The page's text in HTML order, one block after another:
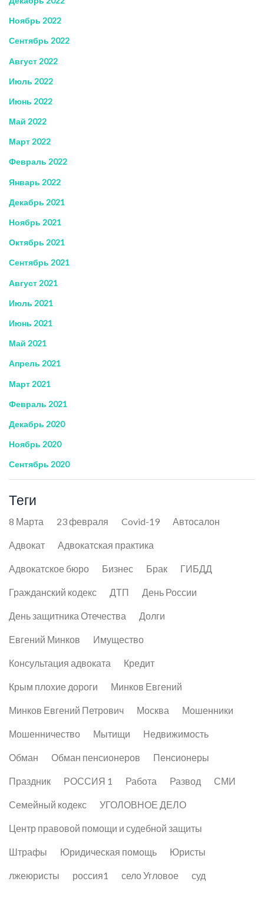
Ноябрь 2022
Сентябрь 2022
Август 2022
Июль 2022
Июнь 2022
Май 2022
Март 2022
Февраль 2022
Январь 2022
Декабрь 2021
Ноябрь 2021
Октябрь 2021
Сентябрь 2021
Август 2021
Июль 2021
Июнь 2021
Май 2021
Апрель 2021
Март 2021
Февраль 2021
Декабрь 2020
Ноябрь 2020
Сентябрь 2020
Теги
8 Марта 23 февраля Covid-19 Автосалон
Адвокат Адвокатская практика
Адвокатское бюро Бизнес Брак ГИБДД
Гражданский кодекс ДТП День России
День защитника Отечества Долги
Евгений Минков Имущество
Консультация адвоката Кредит
Крым плохие дороги Минков Евгений
Минков Евгений Петрович Москва Мошенники
Мошенничество Мытищи Недвижимость
Обман Обман пенсионеров Пенсионеры
Праздник РОССИЯ 1 Работа Развод СМИ
Семейный кодекс УГОЛОВНОЕ ДЕЛО
Центр правовой помощи и судебной защиты
Штрафы Юридическая помощь Юристы
лжеюристы россия1 село Угловое суд